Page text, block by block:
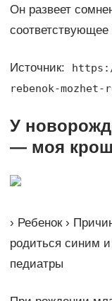
Он развеет
соответствующее
Источник:
rebenok-
У
— моя
› Ребенок ›
родиться синим
педиатры